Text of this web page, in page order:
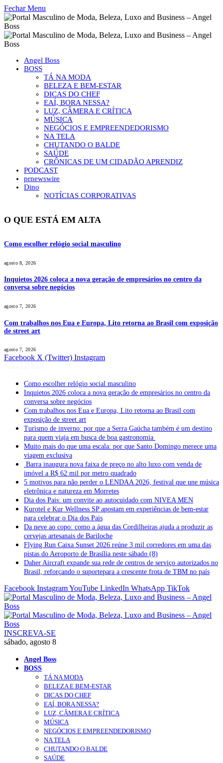
Fechar Menu
Angel Boss
BOSS
TÁ NA MODA
BELEZA E BEM-ESTAR
DICAS DO CHEF
EAÍ, BORA NESSA?
LUZ, CÂMERA E CRÍTICA
MÚSICA
NEGÓCIOS E EMPREENDEDORISMO
NA TELA
CHUTANDO O BALDE
SAÚDE
CRÔNICAS DE UM CIDADÃO APRENDIZ
PODCAST
prnewswire
Dino
NOTÍCIAS CORPORATIVAS
O QUE ESTÁ EM ALTA
Como escolher relógio social masculino
agosto 8, 2026
Inquietos 2026 coloca a nova geração de empresários no centro da
conversa sobre negócios
agosto 7, 2026
Com trabalhos nos Eua e Europa, Lito retorna ao Brasil com exposição
de street art
agosto 7, 2026
Facebook X (Twitter) Instagram
Como escolher relógio social masculino
Inquietos 2026 coloca a nova geração de empresários no centro da
conversa sobre negócios
Com trabalhos nos Eua e Europa, Lito retorna ao Brasil com
exposição de street art
Turismo de inverno: por que a Serra Gaúcha também é um destino
para quem viaja em busca de boa gastronomia
Muito mais do que uma escala: por que Santo Domingo merece uma
viagem exclusiva
Barra inaugura nova faixa de preço no alto luxo com venda de
imóvel a R$ 62 mil por metro quadrado
5 motivos para não perder o LENDAA 2026, festival que une música
eletrônica e natureza em Morretes
Dia dos Pais: um convite ao autocuidado com NIVEA MEN
Kurotel e Kur Wellness SP apostam em experiências de bem-estar
para celebrar o Dia dos Pais
Da neve ao copo: como a água das Cordilheiras ajuda a produzir as
cervejas artesanais de Bariloche
Flying Run Caixa Sunset 2026 reúne 3 mil corredores em uma das
pistas do Aeroporto de Brasília neste sábado (8)
Daher Aircraft expande sua rede de centros de serviço autorizados no
Brasil, reforçando o suportepara a crescente frota de TBM no país
Facebook InstagramYouTube LinkedIn WhatsApp TikTok
INSCREVA-SE
sábado, agosto 8
Angel Boss
BOSS
TÁ NA MODA
BELEZA E BEM-ESTAR
DICAS DO CHEF
EAÍ, BORA NESSA?
LUZ, CÂMERA E CRÍTICA
MÚSICA
NEGÓCIOS E EMPREENDEDORISMO
NA TELA
CHUTANDO O BALDE
SAÚDE